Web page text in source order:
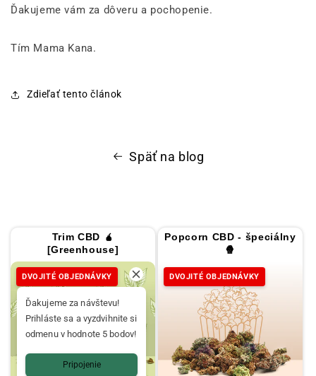
Ďakujeme vám za dôveru a pochopenie.
Tím Mama Kana.
Zdieľať tento článok
Späť na blog
Trim CBD 🧉
[Greenhouse]
DVOJITÉ OBJEDNÁVKY
Popcorn CBD - špeciálny
🍿
DVOJITÉ OBJEDNÁVKY
Ďakujeme za návštevu!
Prihláste sa a vyzdvihnite si
odmenu v hodnote 5 bodov!
Pripojenie